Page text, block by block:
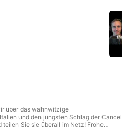
über das wahnwitzige
und den jüngsten Schlag der Cancel
Sie sie überall im Netz! Frohe